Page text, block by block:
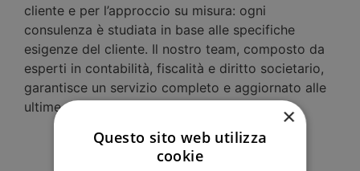
cliente e per l’approccio su misura: ogni
consulenza è studiata in base alle specifiche
esigenze del cliente. Il nostro team, composto da
esperti in contabilità, fiscalità e diritto societario,
garantisce un servizio completo e aggiornato alle
ultime normative.
×
Questo sito web utilizza
cookie